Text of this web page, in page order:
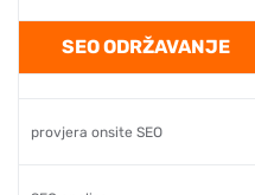
SEO ODRŽAVANJE
provjera onsite SEO